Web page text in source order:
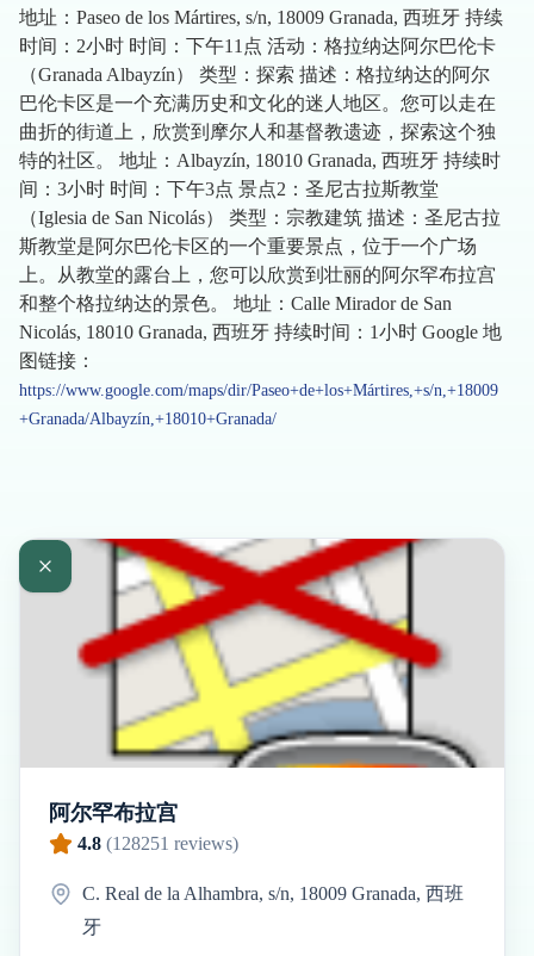
地址：Paseo de los Mártires, s/n, 18009 Granada, 西班牙 持续
时间：2小时 时间：下午11点 活动：格拉纳达阿尔巴伦卡
（Granada Albayzín） 类型：探索 描述：格拉纳达的阿尔
巴伦卡区是一个充满历史和文化的迷人地区。您可以走在
曲折的街道上，欣赏到摩尔人和基督教遗迹，探索这个独
特的社区。 地址：Albayzín, 18010 Granada, 西班牙 持续时
间：3小时 时间：下午3点 景点2：圣尼古拉斯教堂
（Iglesia de San Nicolás） 类型：宗教建筑 描述：圣尼古拉
斯教堂是阿尔巴伦卡区的一个重要景点，位于一个广场
上。从教堂的露台上，您可以欣赏到壮丽的阿尔罕布拉宫
和整个格拉纳达的景色。 地址：Calle Mirador de San
Nicolás, 18010 Granada, 西班牙 持续时间：1小时 Google 地
图链接：
https://www.google.com/maps/dir/Paseo+de+los+Mártires,+s/n,+18009
+Granada/Albayzín,+18010+Granada/
阿尔罕布拉宫
4.8 (128251 reviews)
C. Real de la Alhambra, s/n, 18009 Granada, 西班
牙